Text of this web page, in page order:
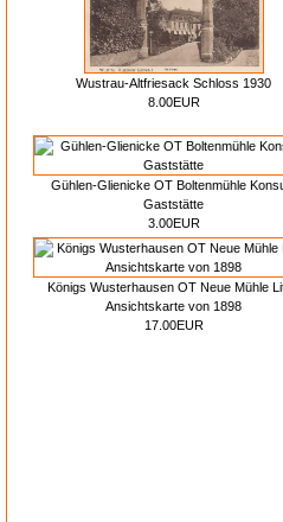
Wustrau-Altfriesack Schloss 1930
8.00EUR
Gühlen-Glienicke OT Boltenmühle
Gaststätte
3.00EUR
Königs Wusterhausen OT Neue Mühle
Ansichtskarte von 1898
17.00EUR